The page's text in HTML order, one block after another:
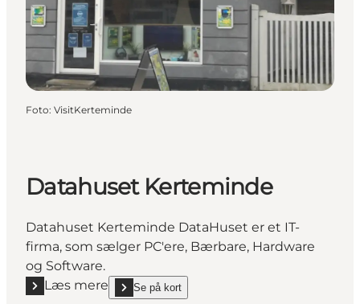
Foto: VisitKerteminde
Datahuset Kerteminde
Datahuset Kerteminde DataHuset er et IT-
firma, som sælger PC'ere, Bærbare, Hardware
og Software.
Læs mere
Læs mere "Datahuset Kerteminde"
Se på kort
show Datahuset Kerteminde on_map